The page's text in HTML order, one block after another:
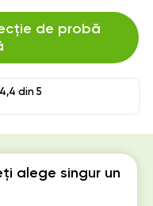
alege singur un
de probă
din 5